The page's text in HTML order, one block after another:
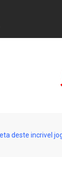
deste incrivel